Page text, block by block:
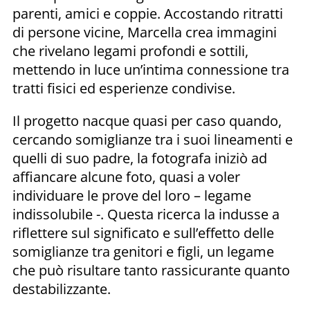
parenti, amici e coppie. Accostando ritratti
di persone vicine, Marcella crea immagini
che rivelano legami profondi e sottili,
mettendo in luce un’intima connessione tra
tratti fisici ed esperienze condivise.
Il progetto nacque quasi per caso quando,
cercando somiglianze tra i suoi lineamenti e
quelli di suo padre, la fotografa iniziò ad
affiancare alcune foto, quasi a voler
individuare le prove del loro – legame
indissolubile -. Questa ricerca la indusse a
riflettere sul significato e sull’effetto delle
somiglianze tra genitori e figli, un legame
che può risultare tanto rassicurante quanto
destabilizzante.